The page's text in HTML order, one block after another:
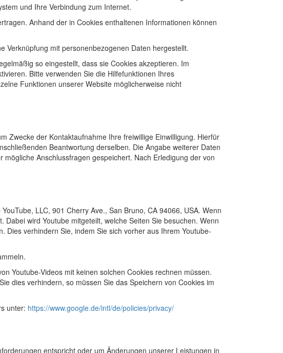
und Ihre Verbindung zum Internet.
Anhand der in Cookies enthaltenen Informationen können
Verknüpfung mit personenbezogenen Daten hergestellt.
so eingestellt, dass sie Cookies akzeptieren. Im
Bitte verwenden Sie die Hilfefunktionen Ihres
Funktionen unserer Website möglicherweise nicht
Zwecke der Kontaktaufnahme Ihre freiwillige Einwilligung. Hierfür
Beantwortung derselben. Die Angabe weiterer Daten
Anschlussfragen gespeichert. Nach Erledigung der von
LLC, 901 Cherry Ave., San Bruno, CA 94066, USA. Wenn
wird Youtube mitgeteilt, welche Seiten Sie besuchen. Wenn
Dies verhindern Sie, indem Sie sich vorher aus Ihrem Youtube-
Youtube-Videos mit keinen solchen Cookies rechnen müssen.
dies verhindern, so müssen Sie das Speichern von Cookies im
unter: https://www.google.de/intl/de/policies/privacy/
entspricht oder um Änderungen unserer Leistungen in